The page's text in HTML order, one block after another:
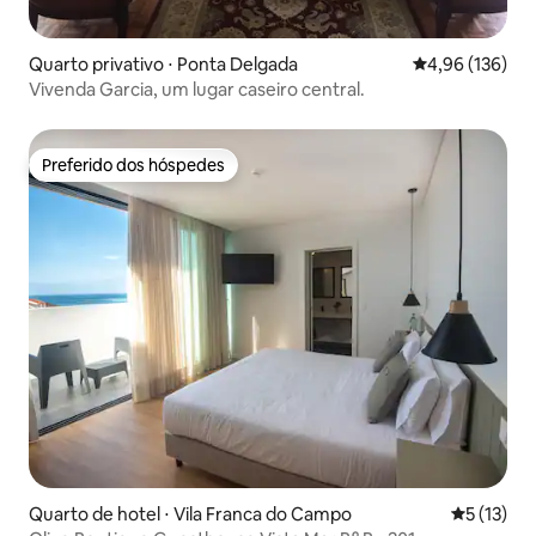
Quarto privativo ⋅ Ponta Delgada 4,96 de uma
4,96 (136)
Vivenda Garcia, um lugar caseiro central.
Preferido dos hóspedes
Preferido dos hóspedes
Quarto de hotel ⋅ Vila Franca do Campo 5 de uma
5 (13)